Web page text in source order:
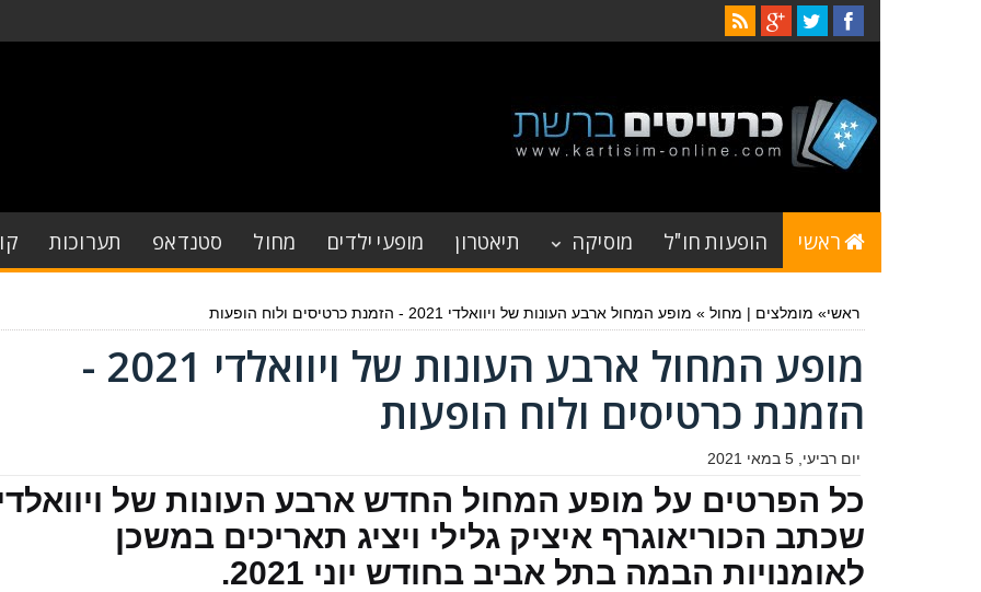
ראשי הופעות חו"ל מוסיקה תיאטרון מופעי ילדים מחול סטנדאפ תערוכות
ראשי» מומלצים | מחול » מופע המחול ארבע העונות של ויוואלדי 2021 - הזמנת כרטיסים ולוח הופעות
מופע המחול ארבע העונות של ויוואלדי 2021 -
הזמנת כרטיסים ולוח הופעות
יום רביעי, 5 במאי 2021
כל הפרטים על מופע המחול החדש ארבע העונות של
שכתב הכוריאוגרף איציק גלילי ויציג תאריכים במשכן
לאומנויות הבמה בתל אביב בחודש יוני 2021.